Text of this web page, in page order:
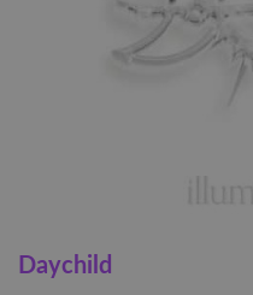
Daychild